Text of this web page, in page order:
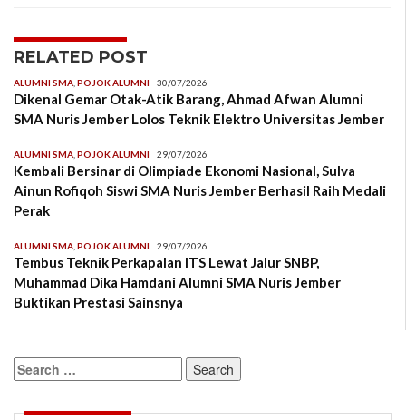
RELATED POST
ALUMNI SMA POJOK ALUMNI 30/07/2026
Dikenal Gemar Otak-Atik Barang, Ahmad Afwan Alumni
SMA Nuris Jember Lolos Teknik Elektro Universitas Jember
ALUMNI SMA POJOK ALUMNI 29/07/2026
Kembali Bersinar di Olimpiade Ekonomi Nasional, Sulva
Ainun Rofiqoh Siswi SMA Nuris Jember Berhasil Raih Medali
Perak
ALUMNI SMA POJOK ALUMNI 29/07/2026
Tembus Teknik Perkapalan ITS Lewat Jalur SNBP,
Muhammad Dika Hamdani Alumni SMA Nuris Jember
Buktikan Prestasi Sainsnya
Search
for: